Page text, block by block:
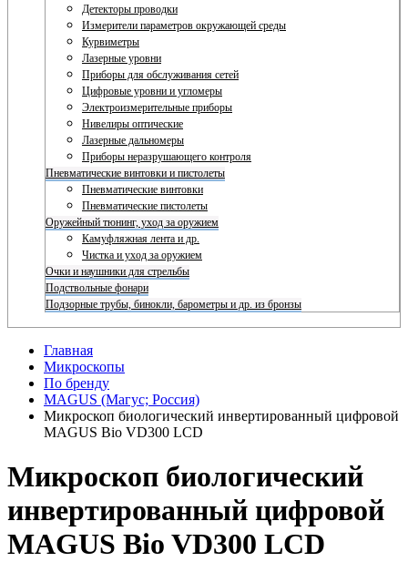
Детекторы проводки
Измерители параметров окружающей среды
Курвиметры
Лазерные уровни
Приборы для обслуживания сетей
Цифровые уровни и угломеры
Электроизмерительные приборы
Нивелиры оптические
Лазерные дальномеры
Приборы неразрушающего контроля
Пневматические винтовки и пистолеты
Пневматические винтовки
Пневматические пистолеты
Оружейный тюнинг, уход за оружием
Камуфляжная лента и др.
Чистка и уход за оружием
Очки и наушники для стрельбы
Подствольные фонари
Подзорные трубы, бинокли, барометры и др. из бронзы
Главная
Микроскопы
По бренду
MAGUS (Магус; Россия)
Микроскоп биологический инвертированный цифровой
MAGUS Bio VD300 LCD
Микроскоп биологический
инвертированный цифровой
MAGUS Bio VD300 LCD